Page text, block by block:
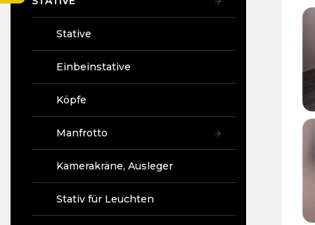
Stative
Einbeinstative
Köpfe
Manfrotto
Kamerakräne, Ausleger
Stativ für Leuchten